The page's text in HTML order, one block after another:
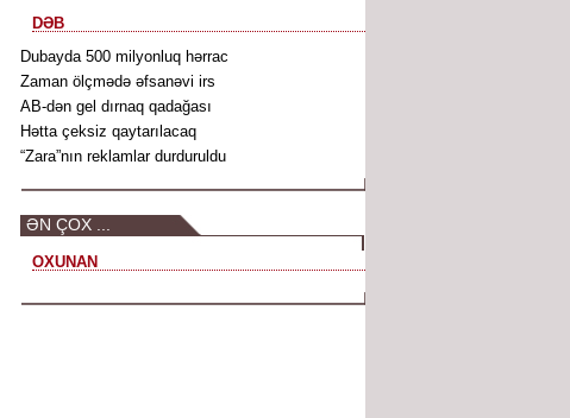
DƏB
Dubayda 500 milyonluq hərrac
Zaman ölçmədə əfsanəvi irs
AB-dən gel dırnaq qadağası
Hətta çeksiz qaytarılacaq
“Zara”nın reklamlar durduruldu
ƏN ÇOX ...
OXUNAN